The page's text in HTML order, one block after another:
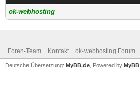
ok-webhosting
Foren-Team Kontakt ok-webhosting Forum
Deutsche Übersetzung: MyBB.de , Powered by MyBB